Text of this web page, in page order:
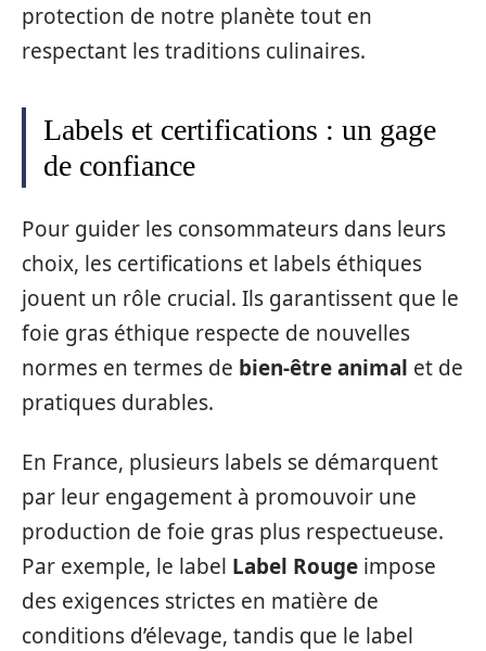
protection de notre planète tout en
respectant les traditions culinaires.
Labels et certifications : un gage
de confiance
Pour guider les consommateurs dans leurs
choix, les certifications et labels éthiques
jouent un rôle crucial. Ils garantissent que le
foie gras éthique respecte de nouvelles
normes en termes de bien-être animal et de
pratiques durables.
En France, plusieurs labels se démarquent
par leur engagement à promouvoir une
production de foie gras plus respectueuse.
Par exemple, le label Label Rouge impose
des exigences strictes en matière de
conditions d’élevage, tandis que le label